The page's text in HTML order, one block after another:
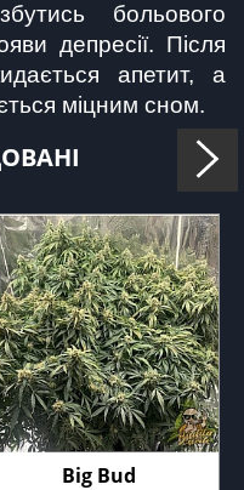
больового
депресії. Після
апетит, а
міцним сном.
Big Bud